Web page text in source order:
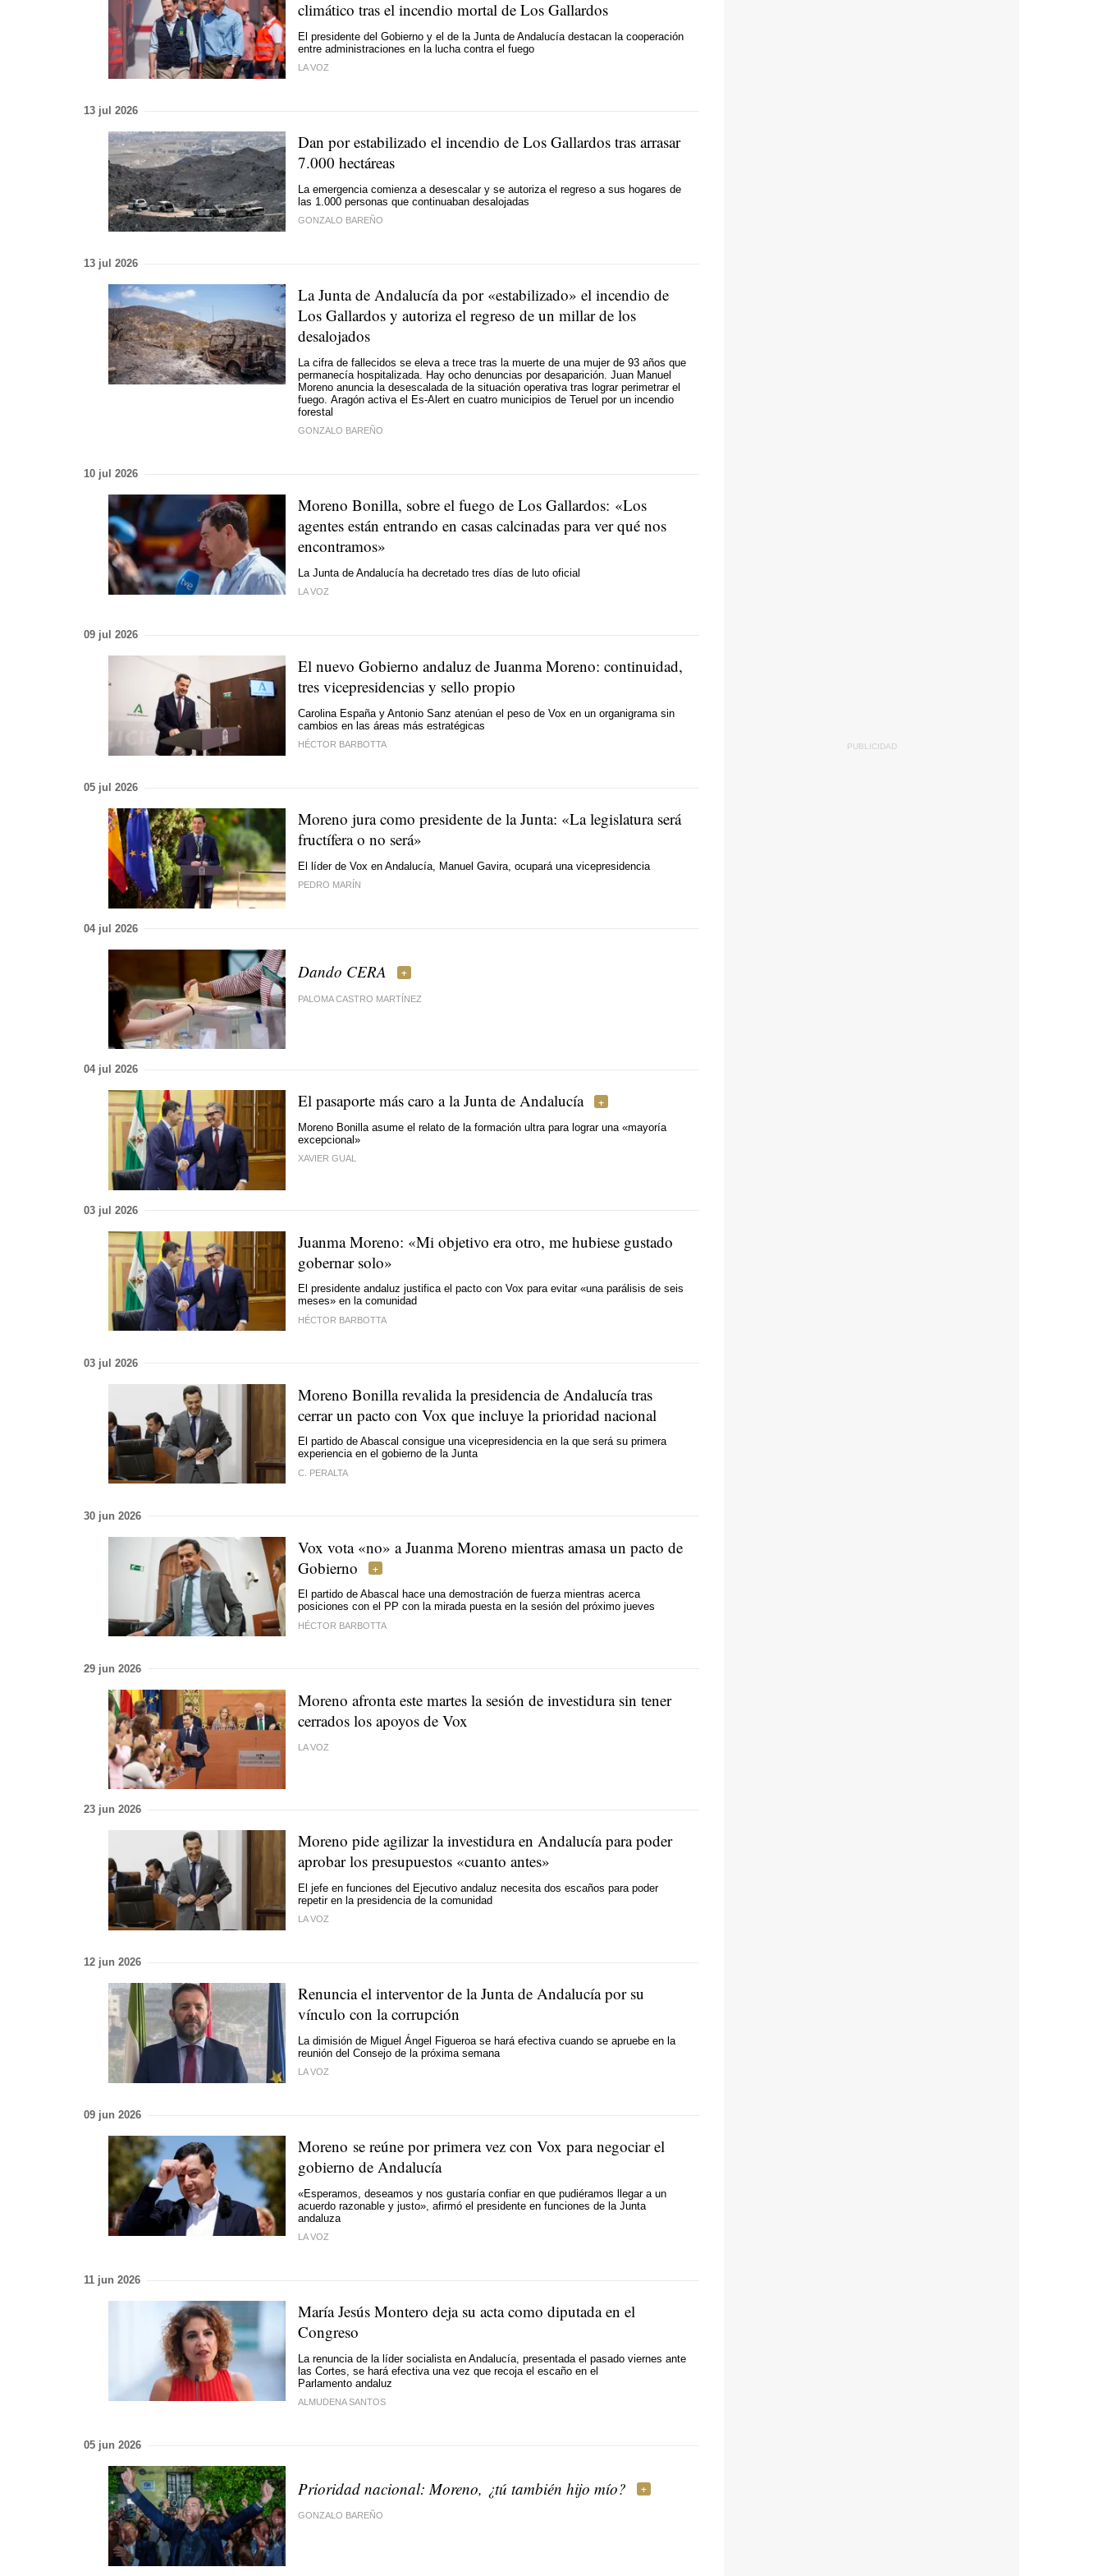
climático tras el incendio mortal de Los Gallardos
El presidente del Gobierno y el de la Junta de Andalucía destacan la cooperación
entre administraciones en la lucha contra el fuego
LA VOZ
13 jul 2026
Dan por estabilizado el incendio de Los Gallardos tras arrasar
7.000 hectáreas
La emergencia comienza a desescalar y se autoriza el regreso a sus hogares de
las 1.000 personas que continuaban desalojadas
GONZALO BAREÑO
13 jul 2026
La Junta de Andalucía da por «estabilizado» el incendio de
Los Gallardos y autoriza el regreso de un millar de los
desalojados
La cifra de fallecidos se eleva a trece tras la muerte de una mujer de 93 años que
permanecía hospitalizada. Hay ocho denuncias por desaparición. Juan Manuel
Moreno anuncia la desescalada de la situación operativa tras lograr perimetrar el
fuego. Aragón activa el Es-Alert en cuatro municipios de Teruel por un incendio
forestal
GONZALO BAREÑO
10 jul 2026
Moreno Bonilla, sobre el fuego de Los Gallardos: «Los
agentes están entrando en casas calcinadas para ver qué nos
encontramos»
La Junta de Andalucía ha decretado tres días de luto oficial
LA VOZ
09 jul 2026
El nuevo Gobierno andaluz de Juanma Moreno: continuidad,
tres vicepresidencias y sello propio
Carolina España y Antonio Sanz atenúan el peso de Vox en un organigrama sin
cambios en las áreas más estratégicas
HÉCTOR BARBOTTA
05 jul 2026
Moreno jura como presidente de la Junta: «La legislatura será
fructífera o no será»
El líder de Vox en Andalucía, Manuel Gavira, ocupará una vicepresidencia
PEDRO MARÍN
04 jul 2026
Dando CERA
PALOMA CASTRO MARTÍNEZ
04 jul 2026
El pasaporte más caro a la Junta de Andalucía
Moreno Bonilla asume el relato de la formación ultra para lograr una «mayoría
excepcional»
XAVIER GUAL
03 jul 2026
Juanma Moreno: «Mi objetivo era otro, me hubiese gustado
gobernar solo»
El presidente andaluz justifica el pacto con Vox para evitar «una parálisis de seis
meses» en la comunidad
HÉCTOR BARBOTTA
03 jul 2026
Moreno Bonilla revalida la presidencia de Andalucía tras
cerrar un pacto con Vox que incluye la prioridad nacional
El partido de Abascal consigue una vicepresidencia en la que será su primera
experiencia en el gobierno de la Junta
C. PERALTA
30 jun 2026
Vox vota «no» a Juanma Moreno mientras amasa un pacto de
Gobierno
El partido de Abascal hace una demostración de fuerza mientras acerca
posiciones con el PP con la mirada puesta en la sesión del próximo jueves
HÉCTOR BARBOTTA
29 jun 2026
Moreno afronta este martes la sesión de investidura sin tener
cerrados los apoyos de Vox
LA VOZ
23 jun 2026
Moreno pide agilizar la investidura en Andalucía para poder
aprobar los presupuestos «cuanto antes»
El jefe en funciones del Ejecutivo andaluz necesita dos escaños para poder
repetir en la presidencia de la comunidad
LA VOZ
12 jun 2026
Renuncia el interventor de la Junta de Andalucía por su
vínculo con la corrupción
La dimisión de Miguel Ángel Figueroa se hará efectiva cuando se apruebe en la
reunión del Consejo de la próxima semana
LA VOZ
09 jun 2026
Moreno se reúne por primera vez con Vox para negociar el
gobierno de Andalucía
«Esperamos, deseamos y nos gustaría confiar en que pudiéramos llegar a un
acuerdo razonable y justo», afirmó el presidente en funciones de la Junta
andaluza
LA VOZ
11 jun 2026
María Jesús Montero deja su acta como diputada en el
Congreso
La renuncia de la líder socialista en Andalucía, presentada el pasado viernes ante
las Cortes, se hará efectiva una vez que recoja el escaño en el
Parlamento andaluz
ALMUDENA SANTOS
05 jun 2026
Prioridad nacional: Moreno, ¿tú también hijo mío?
GONZALO BAREÑO